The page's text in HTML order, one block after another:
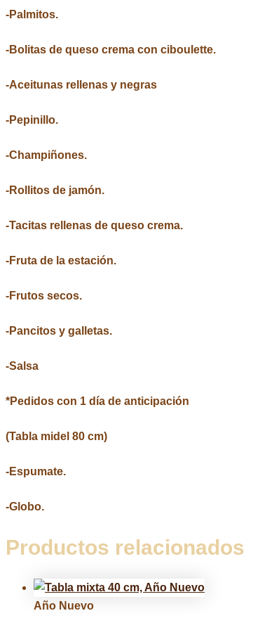
-Palmitos.
-Bolitas de queso crema con ciboulette.
-Aceitunas rellenas y negras
-Pepinillo.
-Champiñones.
-Rollitos de jamón.
-Tacitas rellenas de queso crema.
-Fruta de la estación.
-Frutos secos.
-Pancitos y galletas.
-Salsa
*Pedidos con 1 día de anticipación
(Tabla midel 80 cm)
-Espumate.
-Globo.
Productos relacionados
Año Nuevo